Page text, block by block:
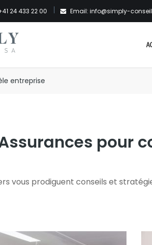
24 433 22 00 Email: info@simply-
entreprise
pour
vous prodiguent conseils et